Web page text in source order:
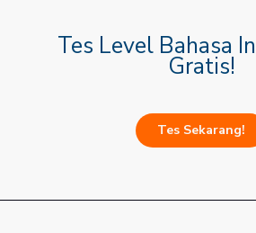
Tes Level Bahasa
Gratis!
Tes Sekarang!